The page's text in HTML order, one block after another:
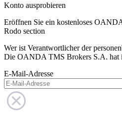
Konto ausprobieren
Eröffnen Sie ein kostenloses
Rodo section
Wer ist Verantwortlicher der
Die OANDA TMS Brokers S.A. hat
E-Mail-Adresse